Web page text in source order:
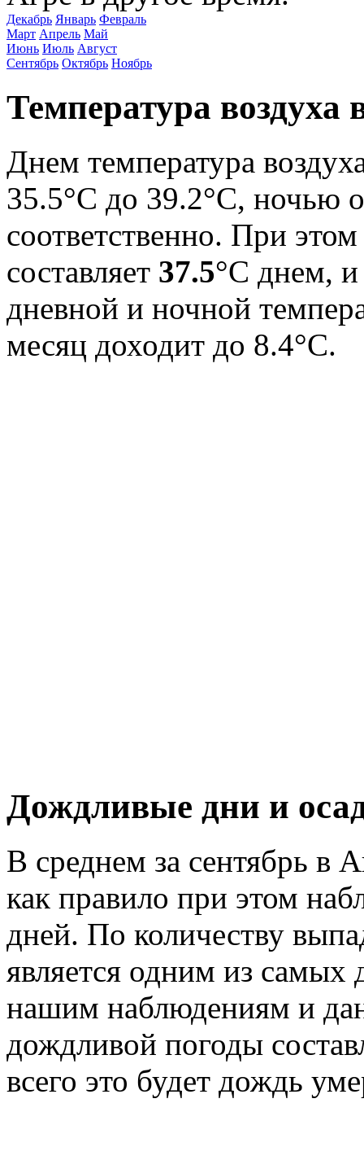
Декабрь Январь Февраль
Март Апрель Май
Июнь Июль Август
Сентябрь Октябрь Ноябрь
Температура воздуха
Днем температура
35.5°C до 39.2°C, ночью
соответственно. При
составляет 37.5°C днем,
дневной и ночной
месяц доходит до 8.4°С.
Дождливые дни и
В среднем за сентябрь в
как правило при этом
дней. По количеству
является одним из
нашим наблюдениям и
дождливой погоды
всего это будет дождь